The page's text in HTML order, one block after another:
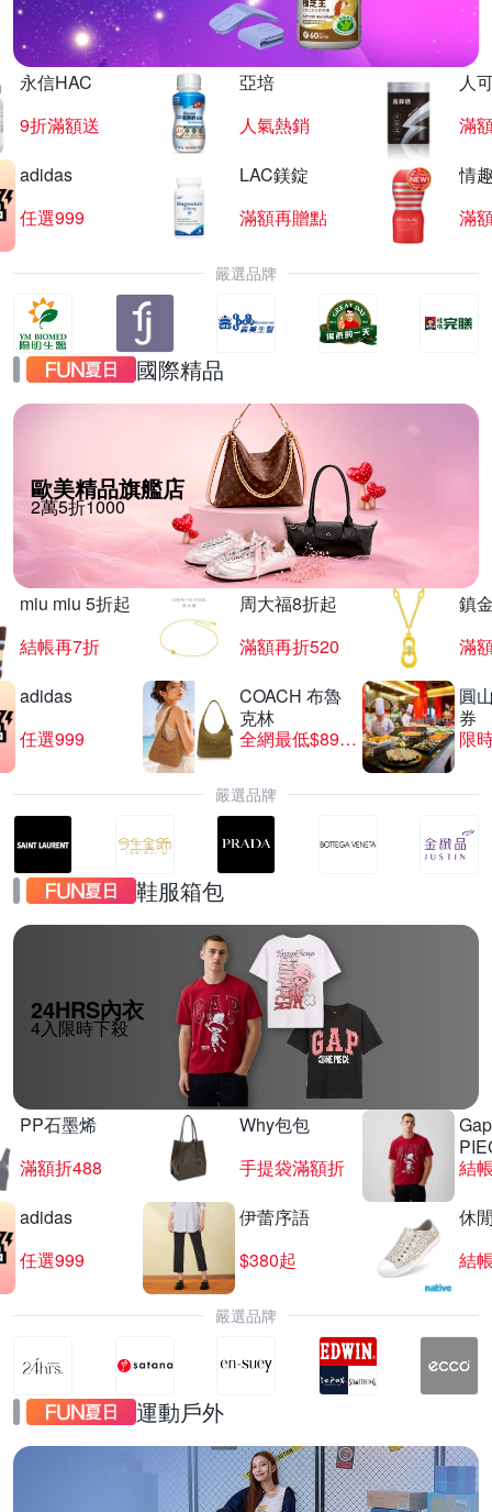
永信HAC
9折滿額送
亞培
人氣熱銷
人
滿
adidas
任選999
LAC鎂錠
滿額再贈點
情
滿
嚴選品牌
國際精品
歐美精品旗艦店
2萬5折1000
miu miu 5折起
結帳再7折
周大福8折起
滿額再折520
鎮
滿
adidas
任選999
COACH 布魯
克林
全網最低$8999
圓
券
限
嚴選品牌
鞋服箱包
24HRS內衣
4入限時下殺
PP石墨烯
滿額折488
Why包包
手提袋滿額折
結
adidas
任選999
伊蕾序語
$380起
休
結
嚴選品牌
運動戶外